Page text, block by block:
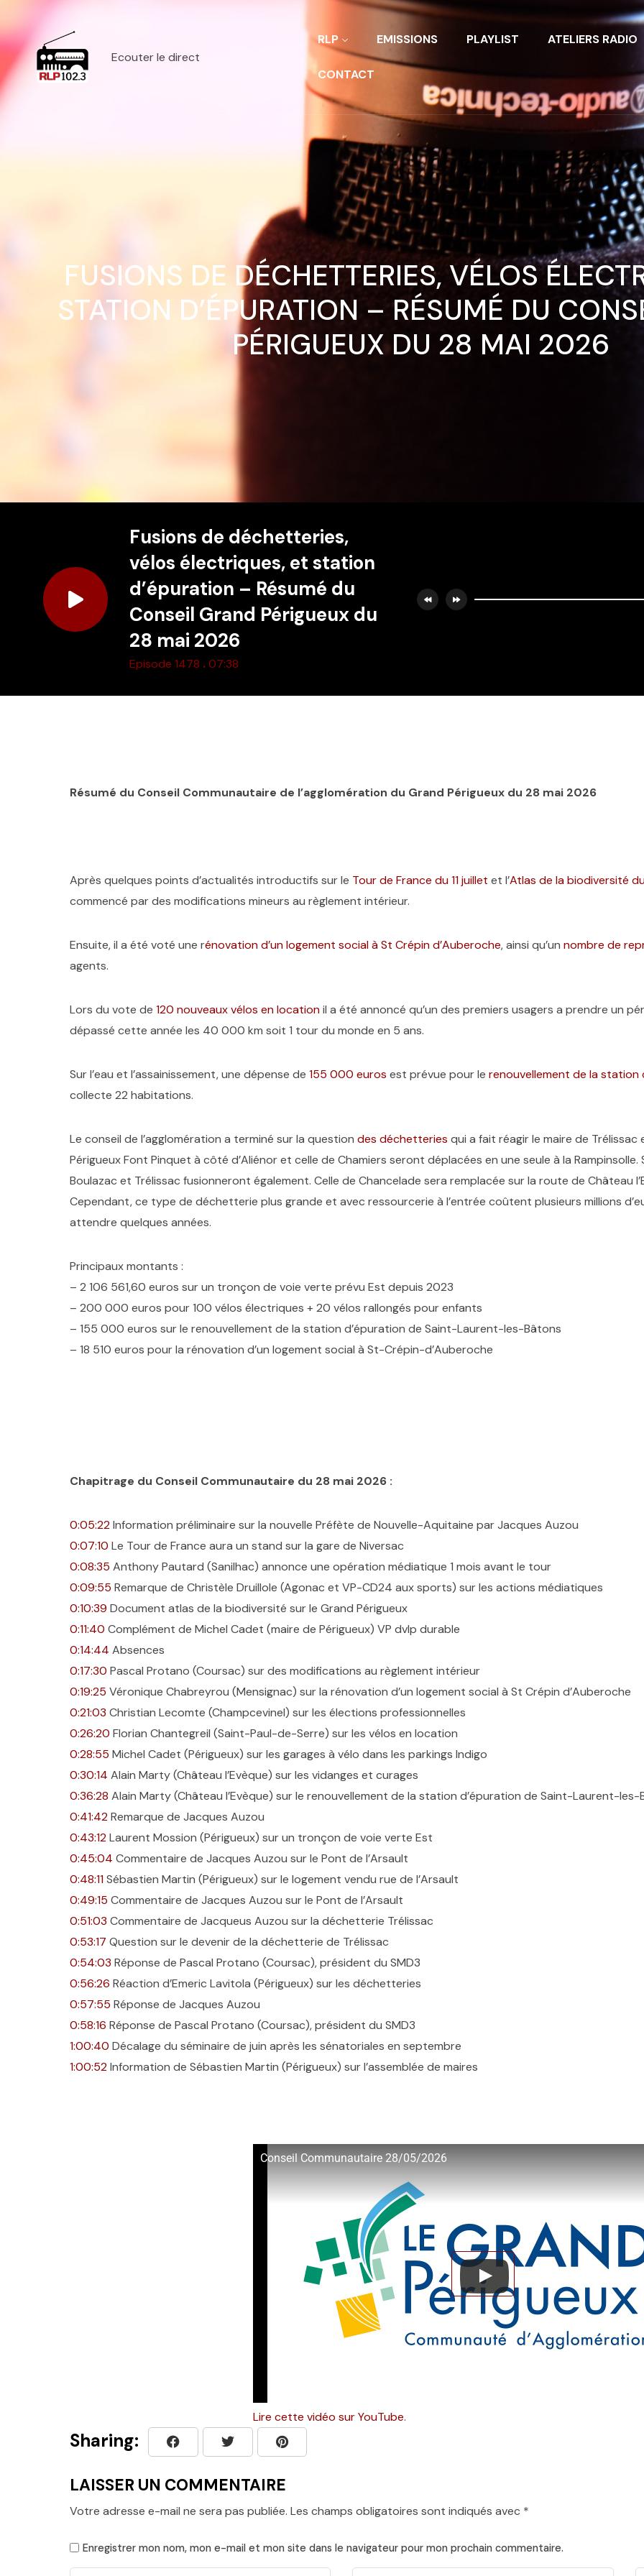
Ecouter le direct
RLP EMISSIONS PLAYLIST ATELIERS RADIO
CONTACT
FUSIONS DE DÉCHETTERIES, VÉLOS
STATION D’ÉPURATION – RÉSUMÉ DU
PÉRIGUEUX DU 28 MAI 2026
Fusions de déchetteries,
vélos électriques, et station
d’épuration – Résumé du
Conseil Grand Périgueux du
28 mai 2026
Episode 1478 .07:38
Résumé du Conseil Communautaire de l’agglomération du Grand Périgueux du 28 mai 2026
Après quelques points d’actualités introductifs sur le Tour de France du 11 juillet et l’Atlas de la biodiversité
commencé par des modifications mineurs au règlement intérieur.
Ensuite, il a été voté une rénovation d’un logement social à St Crépin d’Auberoche, ainsi qu’un nombre de
agents.
Lors du vote de 120 nouveaux vélos en locationil a été annoncé qu’un des premiers usagers a prendre un
dépassé cette année les 40 000 km soit 1 tour du monde en 5 ans.
Sur l’eau et l’assainissement, une dépense de 155 000 euros est prévue pour le renouvellement de la station
collecte 22 habitations.
Le conseil de l’agglomération a terminé sur la question des déchetteries qui a fait réagir le maire de
Périgueux Font Pinquet à côté d’Aliénor et celle de Chamiers seront déplacées en une seule à la
Boulazac et Trélissac fusionneront également. Celle de Chancelade sera remplacée sur la route de Château
Cependant, ce type de déchetterie plus grande et avec ressourcerie à l’entrée coûtent plusieurs millions
attendre quelques années.
Principaux montants :
– 2 106 561,60 euros sur un tronçon de voie verte prévu Est depuis 2023
– 200 000 euros pour 100 vélos électriques + 20 vélos rallongés pour enfants
– 155 000 euros sur le renouvellement de la station d’épuration de Saint-Laurent-les-Bâtons
– 18 510 euros pour la rénovation d’un logement social à St-Crépin-d’Auberoche
Chapitrage du Conseil Communautaire du 28 mai 2026 :
0:05:22Information préliminaire sur la nouvelle Préfète de Nouvelle-Aquitaine par Jacques Auzou
0:07:10 Le Tour de France aura un stand sur la gare de Niversac
0:08:35 Anthony Pautard (Sanilhac) annonce une opération médiatique 1 mois avant le tour
0:09:55 Remarque de Christèle Druillole (Agonac et VP-CD24 aux sports) sur les actions médiatiques
0:10:39 Document atlas de la biodiversité sur le Grand Périgueux
0:11:40 Complément de Michel Cadet (maire de Périgueux) VP dvlp durable
0:14:44 Absences
0:17:30 Pascal Protano (Coursac) sur des modifications au règlement intérieur
0:19:25 Véronique Chabreyrou (Mensignac) sur la rénovation d’un logement social à St Crépin d’Auberoche
0:21:03 Christian Lecomte (Champcevinel) sur les élections professionnelles
0:26:20 Florian Chantegreil (Saint-Paul-de-Serre) sur les vélos en location
0:28:55 Michel Cadet (Périgueux) sur les garages à vélo dans les parkings Indigo
0:30:14 Alain Marty (Château l’Evèque) sur les vidanges et curages
0:36:28 Alain Marty (Château l’Evèque) sur le renouvellement de la station d’épuration de Saint-Laurent-les-
0:41:42Remarque de Jacques Auzou
0:43:12Laurent Mossion (Périgueux) sur un tronçon de voie verte Est
0:45:04 Commentaire de Jacques Auzou sur le Pont de l’Arsault
0:48:11Sébastien Martin (Périgueux) sur le logement vendu rue de l’Arsault
0:49:15 Commentaire de Jacques Auzou sur le Pont de l’Arsault
0:51:03 Commentaire de Jacqueus Auzou sur la déchetterie Trélissac
0:53:17 Question sur le devenir de la déchetterie de Trélissac
0:54:03 Réponse de Pascal Protano (Coursac), président du SMD3
0:56:26 Réaction d’Emeric Lavitola (Périgueux) sur les déchetteries
0:57:55 Réponse de Jacques Auzou
0:58:16 Réponse de Pascal Protano (Coursac), président du SMD3
1:00:40 Décalage du séminaire de juin après les sénatoriales en septembre
1:00:52Information de Sébastien Martin (Périgueux) sur l’assemblée de maires
Conseil Communautaire 28/05/2026
Lire cette vidéo sur YouTube.
Sharing:
LAISSER UN COMMENTAIRE
Votre adresse e-mail ne sera pas publiée. Les champs obligatoires sont indiqués avec *
Enregistrer mon nom, mon e-mail et mon site dans le navigateur pour mon prochain commentaire.